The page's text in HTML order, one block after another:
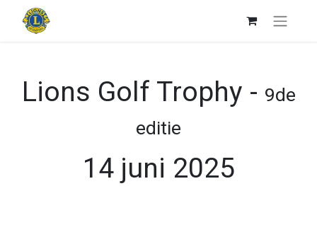
Lions Golf Trophy - 9de
editie
14 juni 2025